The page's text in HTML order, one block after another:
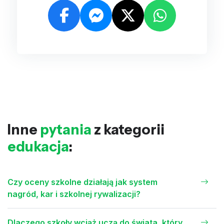
Inne pytania z kategorii
edukacja:
Czy oceny szkolne działają jak system
nagród, kar i szkolnej rywalizacji?